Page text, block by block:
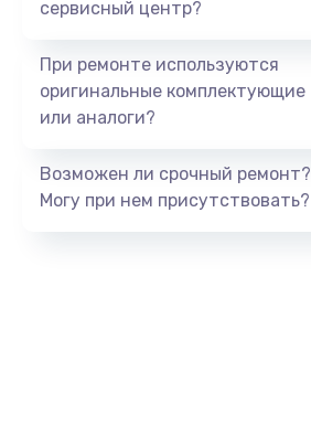
сервисный центр?
При ремонте используются
оригинальные комплектующие
или аналоги?
Возможен ли срочный ремонт?
Могу при нем присутствовать?